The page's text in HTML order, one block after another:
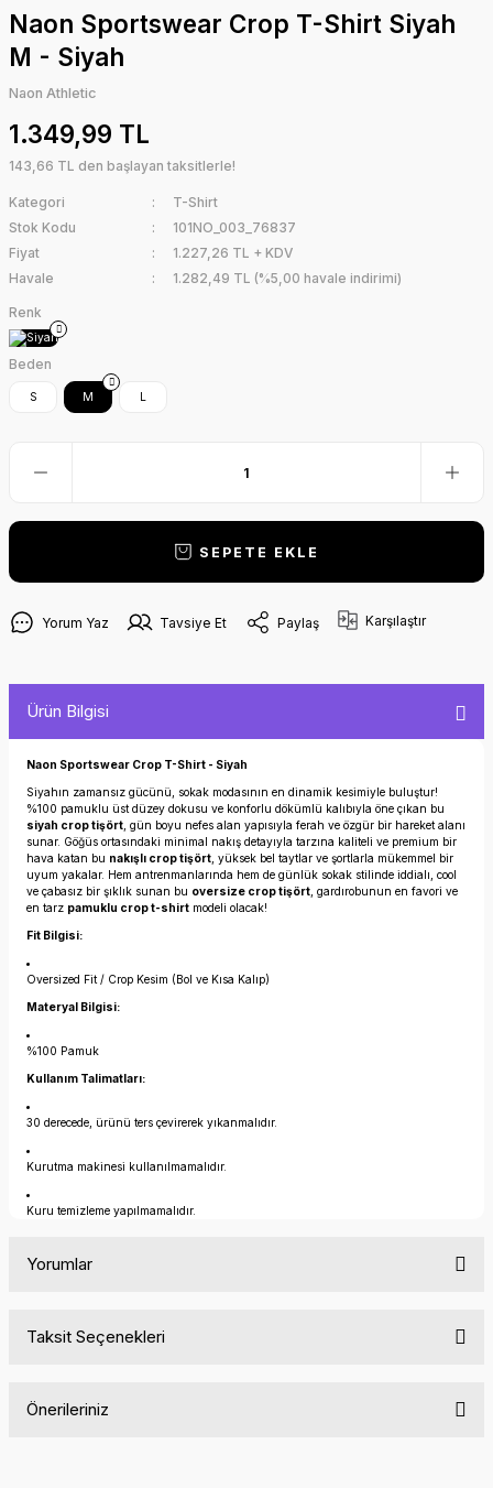
Naon Sportswear Crop T-Shirt Siyah
M - Siyah
Naon Athletic
1.349,99 TL
143,66 TL den başlayan taksitlerle!
Kategori
T-Shirt
Stok Kodu
101NO_003_76837
Fiyat
1.227,26 TL + KDV
Havale
1.282,49 TL (%5,00 havale indirimi)
Renk
Beden
S M
SEPETE EKLE
Yorum Yaz Tavsiye Et Paylaş Karşılaştır
Ürün Bilgisi
Naon Sportswear Crop T-Shirt - Siyah
Siyahın zamansız gücünü, sokak modasının en dinamik kesimiyle buluştur!
%100 pamuklu üst düzey dokusu ve konforlu dökümlü kalıbıyla öne çıkan bu
siyah crop tişört , gün boyu nefes alan yapısıyla ferah ve özgür bir hareket alanı
sunar. Göğüs ortasındaki minimal nakış detayıyla tarzına kaliteli ve premium bir
hava katan bu nakışlı crop tişört , yüksek bel taytlar ve şortlarla mükemmel bir
uyum yakalar. Hem antrenmanlarında hem de günlük sokak stilinde iddialı, cool
ve çabasız bir şıklık sunan bu oversize crop tişört , gardırobunun en favori ve
en tarz pamuklu crop t-shirt modeli olacak!
Fit Bilgisi:
Oversized Fit / Crop Kesim (Bol ve Kısa Kalıp)
Materyal Bilgisi:
%100 Pamuk
Kullanım Talimatları:
30 derecede, ürünü ters çevirerek yıkanmalıdır.
Kurutma makinesi kullanılmamalıdır.
Kuru temizleme yapılmamalıdır.
Yorumlar
Taksit Seçenekleri
Önerileriniz